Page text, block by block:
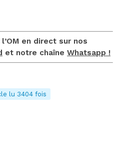
en direct sur nos
et notre chaîne Whatsapp !
lu 3404 fois